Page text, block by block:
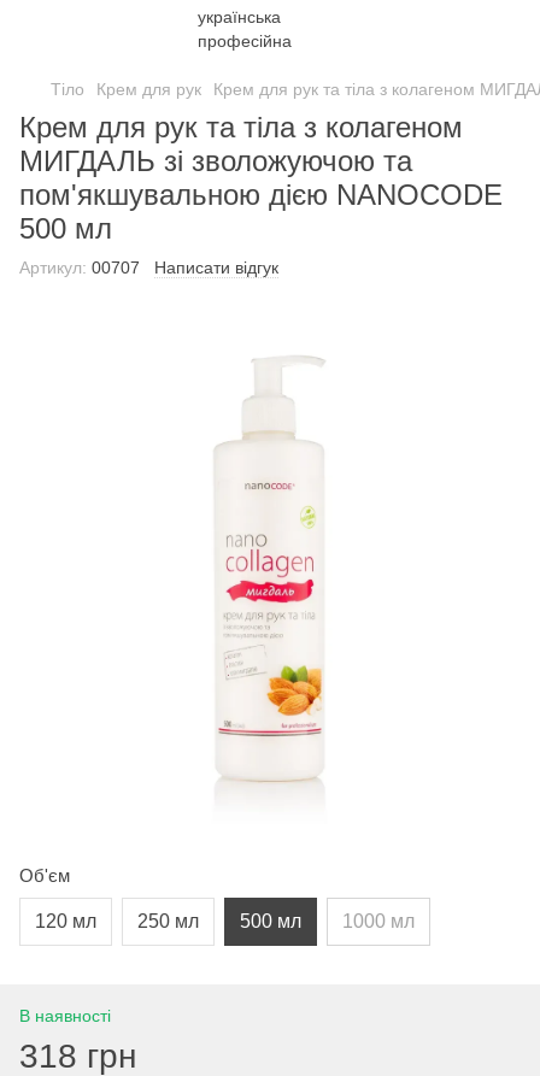
Тіло Крем для рук Крем для рук та тіла з колагеном
Крем для рук та тіла з колагеном
МИГДАЛЬ зі зволожуючою та
пом'якшувальною дією NANOCODE
500 мл
Артикул: 00707 Написати відгук
Об'єм
120 мл 250 мл 500 мл 1000 мл
В наявності
318 грн